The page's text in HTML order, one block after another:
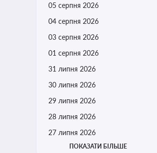
05 серпня 2026
04 серпня 2026
03 серпня 2026
01 серпня 2026
31 липня 2026
30 липня 2026
29 липня 2026
28 липня 2026
27 липня 2026
ПОКАЗАТИ БІЛЬШЕ